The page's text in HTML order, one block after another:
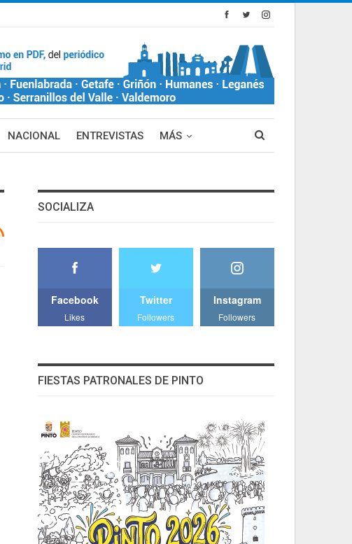
NACIONAL ENTREVISTAS MÁS
SOCIALIZA
Facebook
Likes
Twitter
Followers
Instagram
Followers
FIESTAS PATRONALES DE PINTO